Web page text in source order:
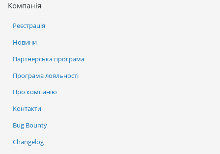
Компанія
Реєстрація
Новини
Партнерська програма
Програма лояльності
Про компанію
Контакти
Bug Bounty
Changelog